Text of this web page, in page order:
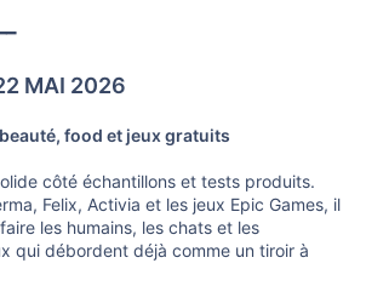
MAI 2026
food et jeux gratuits
côté échantillons et tests produits.
Felix, Activia et les jeux Epic Games, il
les humains, les chats et les
qui débordent déjà comme un tiroir à